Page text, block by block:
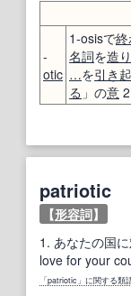
-
otic
1-osisで終
名詞を造り
…を引き
る 」の意
patriotic
【形容詞】
1. あなたの国
love for your
「patriotic」に関する類